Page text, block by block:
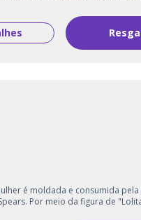
é moldada e consumida
Por meio da figura de